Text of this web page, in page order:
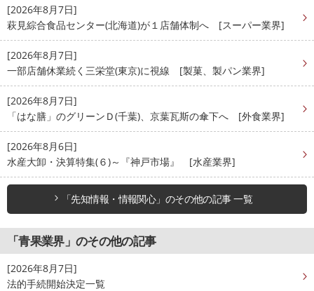
[2026年8月7日]
萩見綜合食品センター(北海道)が１店舗体制へ [スーパー業界]
[2026年8月7日]
一部店舗休業続く三栄堂(東京)に視線 [製菓、製パン業界]
[2026年8月7日]
「はな膳」のグリーンＤ(千葉)、京葉瓦斯の傘下へ [外食業界]
[2026年8月6日]
水産大卸・決算特集(６)～『神戸市場』 [水産業界]
「先知情報・情報関心」のその他の記事 一覧
「青果業界」のその他の記事
[2026年8月7日]
法的手続開始決定一覧